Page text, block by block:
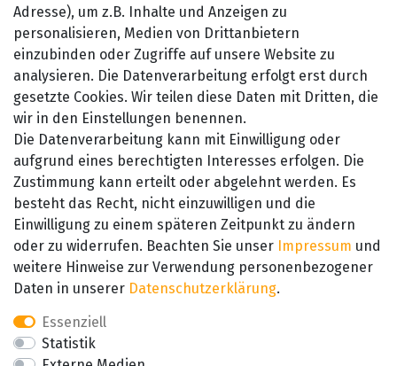
Barrierefreiheitserklärung
Widerrufsrecht
Kontakt
SEHR GUT
4.89 / 5
aus 657 Bewertungen
bei: amazon.de,
amazon.fr, amazon.it
Adresse), um z.B. Inhalte und Anzeigen zu
personalisieren, Medien von Drittanbietern
einzubinden oder Zugriffe auf unsere Website zu
analysieren. Die Datenverarbeitung erfolgt erst durch
gesetzte Cookies. Wir teilen diese Daten mit Dritten, die
wir in den Einstellungen benennen.
Die Datenverarbeitung kann mit Einwilligung oder
aufgrund eines berechtigten Interesses erfolgen. Die
Zustimmung kann erteilt oder abgelehnt werden. Es
besteht das Recht, nicht einzuwilligen und die
Einwilligung zu einem späteren Zeitpunkt zu ändern
oder zu widerrufen. Beachten Sie unser Impressum und
weitere Hinweise zur Verwendung personenbezogener
Daten in unserer Daten­schutz­erklärung.
Essenziell
Statistik